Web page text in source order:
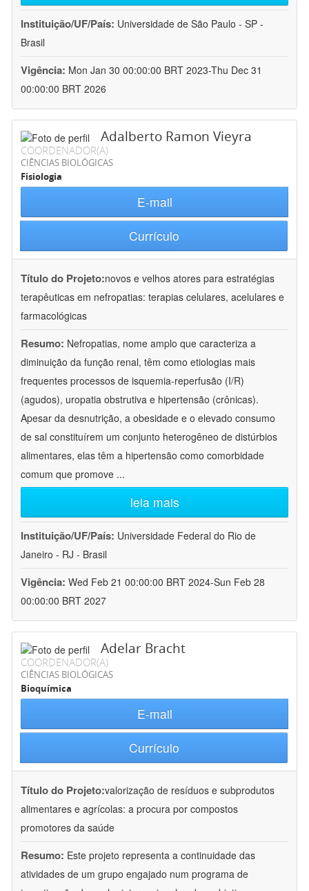
Instituição/UF/País: Universidade de São Paulo - SP -
Brasil
Vigência: Mon Jan 30 00:00:00 BRT 2023-Thu Dec 31
00:00:00 BRT 2026
Adalberto Ramon Vieyra
COORDENADOR(A)
CIÊNCIAS BIOLÓGICAS
Fisiologia
E-mail
Currículo
Título do Projeto:novos e velhos atores para estratégias
terapêuticas em nefropatias: terapias celulares, acelulares e
farmacológicas
Resumo: Nefropatias, nome amplo que caracteriza a
diminuição da função renal, têm como etiologias mais
frequentes processos de isquemia-reperfusão (I/R)
(agudos), uropatia obstrutiva e hipertensão (crônicas).
Apesar da desnutrição, a obesidade e o elevado consumo
de sal constituírem um conjunto heterogêneo de distúrbios
alimentares, elas têm a hipertensão como comorbidade
comum que promove ...
leia mais
Instituição/UF/País: Universidade Federal do Rio de
Janeiro - RJ - Brasil
Vigência: Wed Feb 21 00:00:00 BRT 2024-Sun Feb 28
00:00:00 BRT 2027
Adelar Bracht
COORDENADOR(A)
CIÊNCIAS BIOLÓGICAS
Bioquímica
E-mail
Currículo
Título do Projeto:valorização de resíduos e subprodutos
alimentares e agrícolas: a procura por compostos
promotores da saúde
Resumo: Este projeto representa a continuidade das
atividades de um grupo engajado num programa de